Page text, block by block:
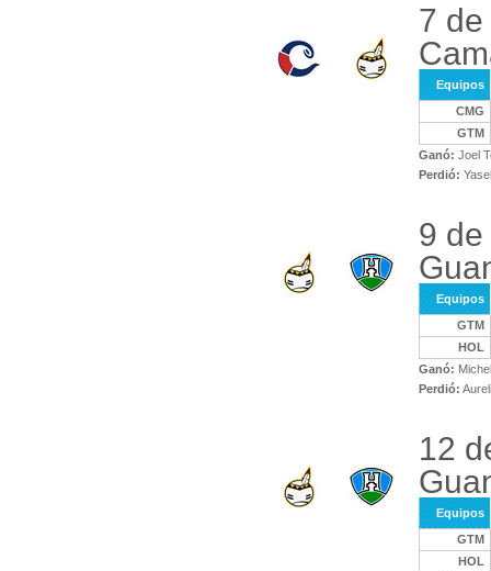
7
Equipos
CMG
GTM
Ganó: Joel
Perdió:
9
Equipos
GTM
HOL
Ganó:
Perdió:
12
Equipos
GTM
HOL